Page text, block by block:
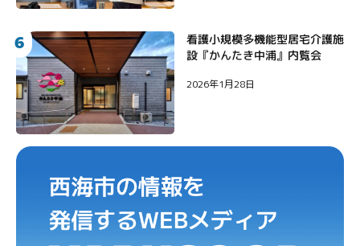
6 看護小規模多機能型居宅介護施
設『かんたき中浦』内覧会
2026年1月28日